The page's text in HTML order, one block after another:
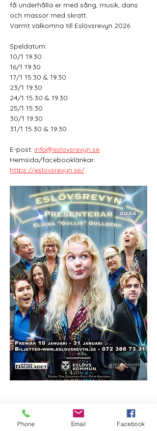
få underhålla er med sång, musik, dans
och massor med skratt.
Varmt välkomna till Eslövsrevyn 2026
Speldatum:
10/1 19.30
16/1 19.30
17/1 15.30 & 19.30
23/1 19.30
24/1 15.30 & 19.30
25/1 15.30
30/1 19.30
31/1 15.30 & 19.30
E-post: info@eslovsrevyn.se
Hemsida/facebooklänkar:
https://eslovsrevyn.se/
Phone Email Facebook